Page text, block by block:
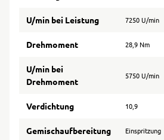
U/min bei Leistung 7250 U/min
Drehmoment 28,9 Nm
U/min bei
Drehmoment
5750 U/min
Verdichtung 10,9
Gemischaufbereitung Einspritzung